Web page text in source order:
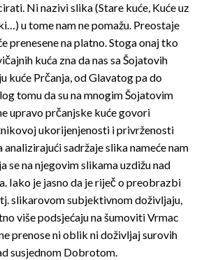
Ni nazivi slika (Stare kuće, Kuće uz
u tome nam ne pomažu. Preostaje
prenesene na platno. Stoga onaj tko
kuća zna da nas sa Šojatovih
kuće Prčanja, od Glavatog pa do
tomu da su na mnogim Šojatovim
upravo prčanjske kuće govori
ukorijenjenosti i privrženosti
analizirajući sadržaje slika nameće nam
se na njegovim slikama uzdižu nad
Iako je jasno da je riječ o preobrazbi
slikarovom subjektivnom doživljaju,
više podsjećaju na šumoviti Vrmac
prenose ni oblik ni doživljaj surovih
susjednom Dobrotom.